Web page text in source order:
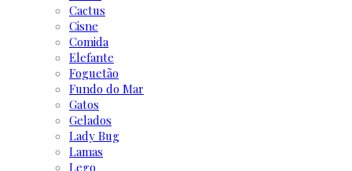
Cactus
Cisne
Comida
Elefante
Foguetão
Fundo do Mar
Gatos
Gelados
Lady Bug
Lamas
Lego